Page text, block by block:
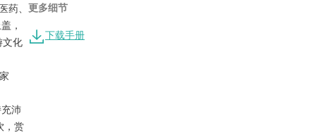
、
，
文化
沛
，赏
更多细节
下载手册